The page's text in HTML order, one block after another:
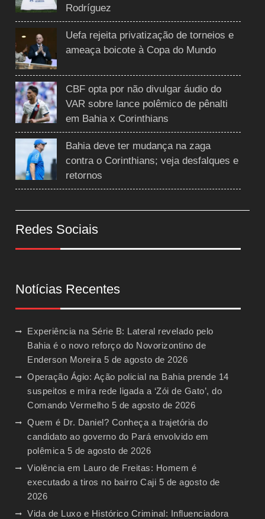
Rodríguez
Uefa rejeita privatização de torneios e
ameaça boicote à Copa do Mundo
CBF opta por não divulgar áudio do
VAR sobre lance polêmico de pênalti
em Bahia x Corinthians
Bahia deve ter mudança na zaga
contra o Corinthians; veja desfalques e
retornos
Redes Sociais
Notícias Recentes
Experiência na Série B: Lateral revelado pelo
Bahia é o novo reforço do Novorizontino de
Enderson Moreira 5 de agosto de 2026
Operação Ágio: Ação policial na Bahia prende 14
suspeitos e mira rede ligada a ‘Zói de Gato’, do
Comando Vermelho 5 de agosto de 2026
Quem é Dr. Daniel? Conheça a trajetória do
candidato ao governo do Pará envolvido em
polêmica 5 de agosto de 2026
Violência em Lauro de Freitas: Homem é
executado a tiros no bairro Caji 5 de agosto de
2026
Vida de Luxo e Histórico Criminal: Influenciadora